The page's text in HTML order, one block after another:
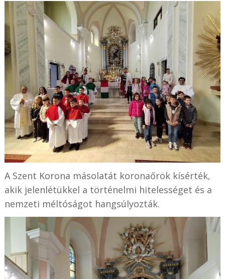
A Szent Korona másolatát koronaőrök kísérték,
akik jelenlétükkel a történelmi hitelességet és a
nemzeti méltóságot hangsúlyozták.